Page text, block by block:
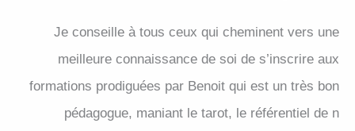
Je conseille à tous ceux qui cheminent vers une
meilleure connaissance de soi de s’inscrire aux
formations prodiguées par Benoit qui est un très bon
pédagogue, maniant le tarot, le référentiel de n